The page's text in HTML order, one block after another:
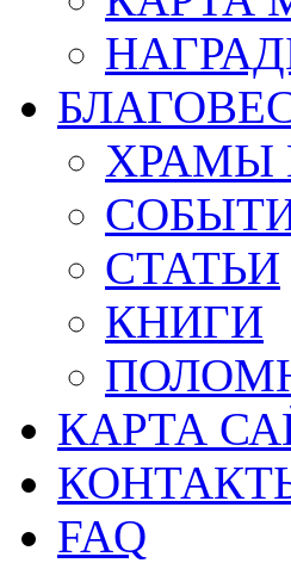
ХРАМЫ
СТАТЬИ
КНИГИ
КАРТА
FAQ